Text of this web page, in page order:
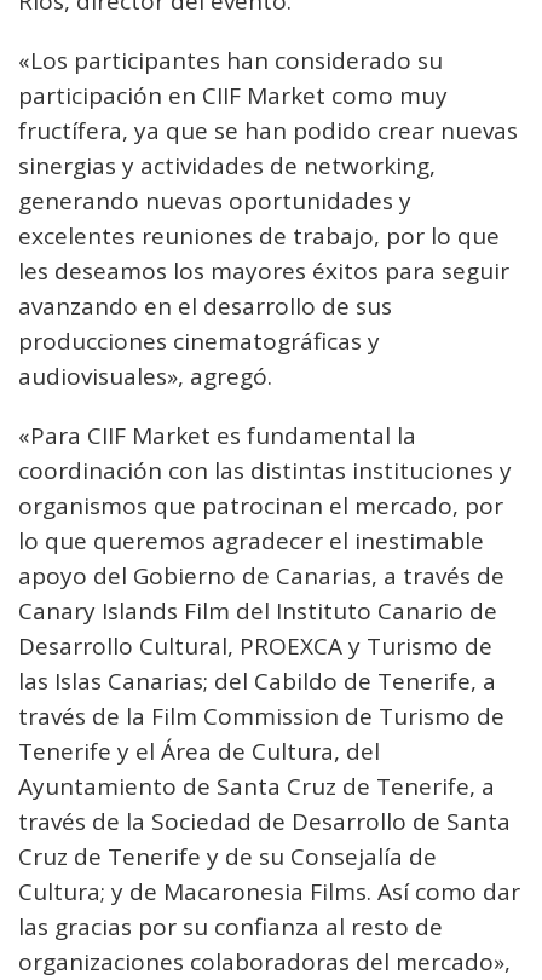
«Los participantes han considerado su
participación en CIIF Market como muy
fructífera, ya que se han podido crear nuevas
sinergias y actividades de networking,
generando nuevas oportunidades y
excelentes reuniones de trabajo, por lo que
les deseamos los mayores éxitos para seguir
avanzando en el desarrollo de sus
producciones cinematográficas y
audiovisuales», agregó.
«Para CIIF Market es fundamental la
coordinación con las distintas instituciones y
organismos que patrocinan el mercado, por
lo que queremos agradecer el inestimable
apoyo del Gobierno de Canarias, a través de
Canary Islands Film del Instituto Canario de
Desarrollo Cultural, PROEXCA y Turismo de
las Islas Canarias; del Cabildo de Tenerife, a
través de la Film Commission de Turismo de
Tenerife y el Área de Cultura, del
Ayuntamiento de Santa Cruz de Tenerife, a
través de la Sociedad de Desarrollo de Santa
Cruz de Tenerife y de su Consejalía de
Cultura; y de Macaronesia Films. Así como dar
las gracias por su confianza al resto de
organizaciones colaboradoras del mercado»,